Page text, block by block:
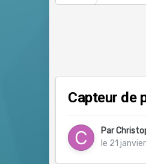
Capteur de
Par
le 21